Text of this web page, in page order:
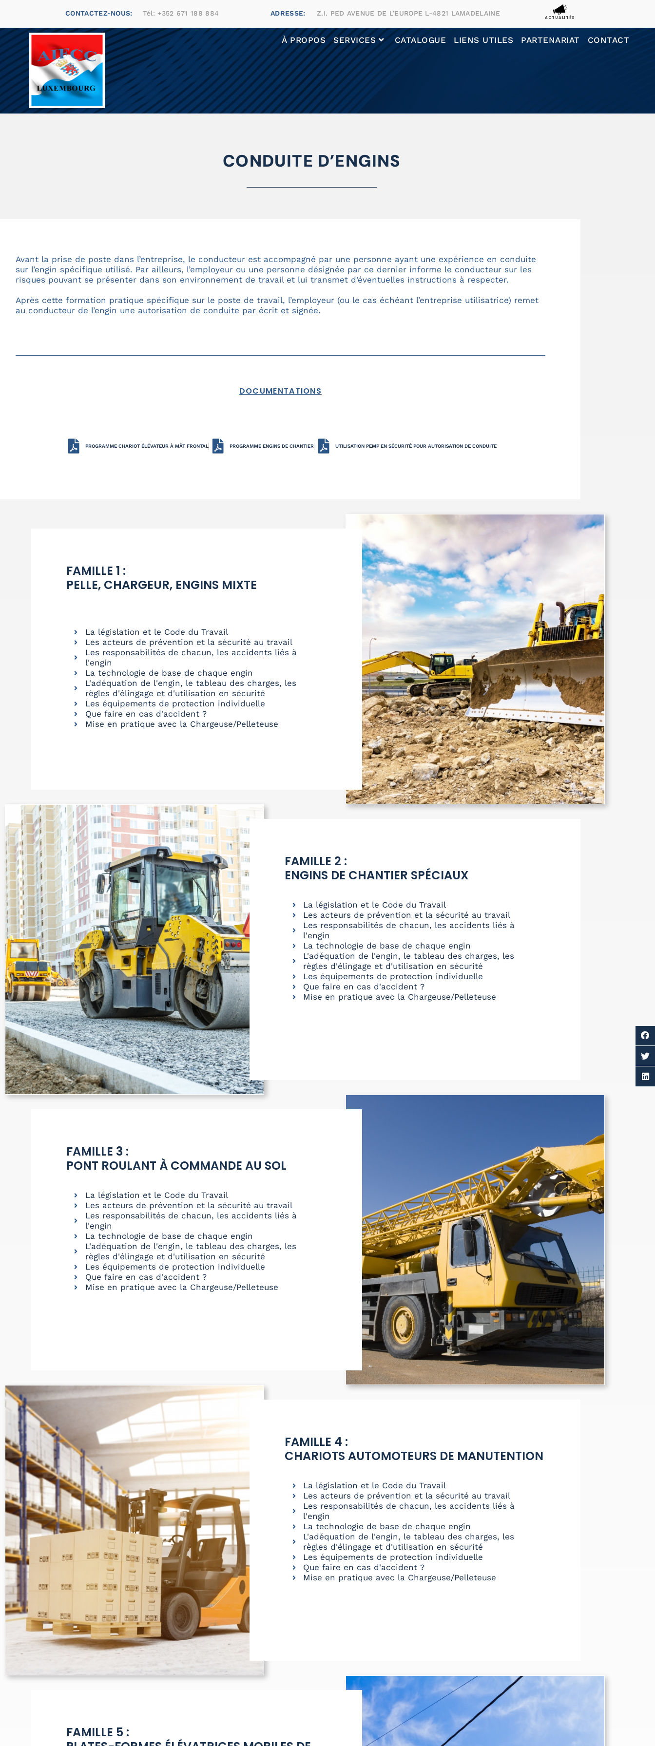
ACTUALITÉS
CONTACTEZ-NOUS: Tél: +352 671 188 884 ADRESSE: Z.I. PED AVENUE DE L’EUROPE L-4821 LAMADELAINE
À PROPOS SERVICES CATALOGUE LIENS UTILES PARTENARIAT CONTACT
Conduite d’engins
CONDUITE D’ENGINS
Avant la prise de poste dans l’entreprise, le conducteur est accompagné par une personne ayant une expérience en conduite
sur l’engin spécifique utilisé. Par ailleurs, l’employeur ou une personne désignée par ce dernier informe le conducteur sur les
risques pouvant se présenter dans son environnement de travail et lui transmet d’éventuelles instructions à respecter.
Après cette formation pratique spécifique sur le poste de travail, l’employeur (ou le cas échéant l’entreprise utilisatrice) remet
au conducteur de l’engin une autorisation de conduite par écrit et signée.
DOCUMENTATIONS
PROGRAMME CHARIOT ÉLÉVATEUR À MÂT FRONTAL PROGRAMME ENGINS DE CHANTIER UTILISATION PEMP EN SÉCURITÉ POUR AUTORISATION DE CONDUITE
FAMILLE 1 :
PELLE, CHARGEUR, ENGINS MIXTE
La législation et le Code du Travail
Les acteurs de prévention et la sécurité au travail
Les responsabilités de chacun, les accidents liés à
l'engin
La technologie de base de chaque engin
L'adéquation de l'engin, le tableau des charges, les
règles d'élingage et d'utilisation en sécurité
Les équipements de protection individuelle
Que faire en cas d'accident ?
Mise en pratique avec la Chargeuse/Pelleteuse
FAMILLE 2 :
ENGINS DE CHANTIER SPÉCIAUX
La législation et le Code du Travail
Les acteurs de prévention et la sécurité au travail
Les responsabilités de chacun, les accidents liés à
l'engin
La technologie de base de chaque engin
L'adéquation de l'engin, le tableau des charges, les
règles d'élingage et d'utilisation en sécurité
Les équipements de protection individuelle
Que faire en cas d'accident ?
Mise en pratique avec la Chargeuse/Pelleteuse
FAMILLE 3 :
PONT ROULANT À COMMANDE AU SOL
La législation et le Code du Travail
Les acteurs de prévention et la sécurité au travail
Les responsabilités de chacun, les accidents liés à
l'engin
La technologie de base de chaque engin
L'adéquation de l'engin, le tableau des charges, les
règles d'élingage et d'utilisation en sécurité
Les équipements de protection individuelle
Que faire en cas d'accident ?
Mise en pratique avec la Chargeuse/Pelleteuse
FAMILLE 4 :
CHARIOTS AUTOMOTEURS DE MANUTENTION
La législation et le Code du Travail
Les acteurs de prévention et la sécurité au travail
Les responsabilités de chacun, les accidents liés à
l'engin
La technologie de base de chaque engin
L'adéquation de l'engin, le tableau des charges, les
règles d'élingage et d'utilisation en sécurité
Les équipements de protection individuelle
Que faire en cas d'accident ?
Mise en pratique avec la Chargeuse/Pelleteuse
FAMILLE 5 :